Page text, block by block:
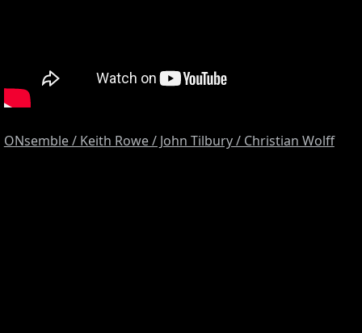
ONsemble / Keith Rowe / John Tilbury / Christian Wolff